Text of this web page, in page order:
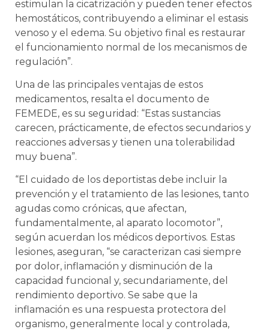
estimulan la cicatrización y pueden tener efectos
hemostáticos, contribuyendo a eliminar el estasis
venoso y el edema. Su objetivo final es restaurar
el funcionamiento normal de los mecanismos de
regulación”.
Una de las principales ventajas de estos
medicamentos, resalta el documento de
FEMEDE, es su seguridad: “Estas sustancias
carecen, prácticamente, de efectos secundarios y
reacciones adversas y tienen una tolerabilidad
muy buena”.
“El cuidado de los deportistas debe incluir la
prevención y el tratamiento de las lesiones, tanto
agudas como crónicas, que afectan,
fundamentalmente, al aparato locomotor”,
según acuerdan los médicos deportivos. Estas
lesiones, aseguran, “se caracteri­zan casi siempre
por dolor, inflamación y disminución de la
capacidad funcional y, secundariamente, del
rendimiento deportivo. Se sabe que la
inflamación es una respuesta protectora del
organismo, generalmente local y controlada,